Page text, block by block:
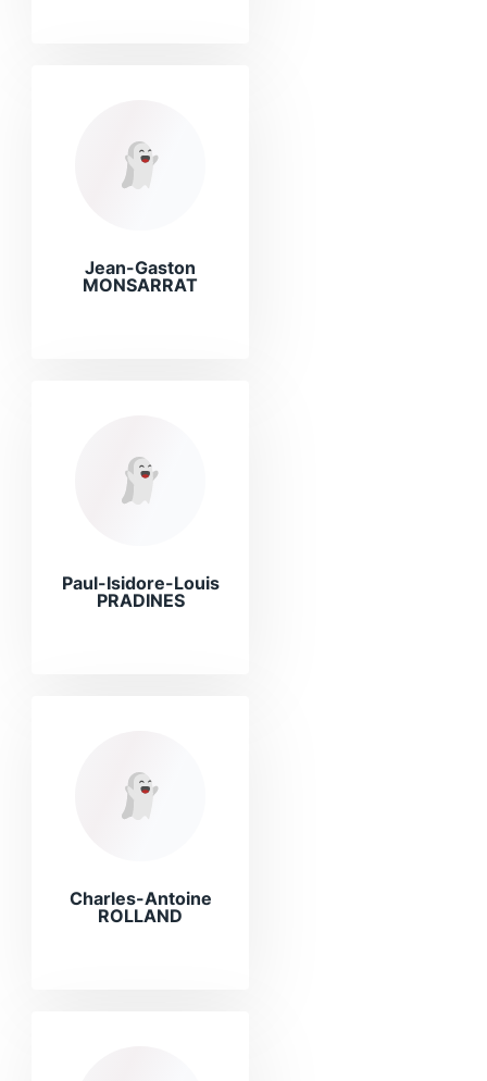
Jean-Gaston
MONSARRAT
Paul-Isidore-Louis
PRADINES
Charles-Antoine
ROLLAND